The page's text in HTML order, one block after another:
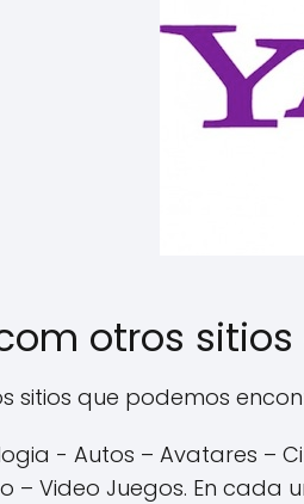
otros
sitios que podemos
- Autos – Avatares –
– Video Juegos. En